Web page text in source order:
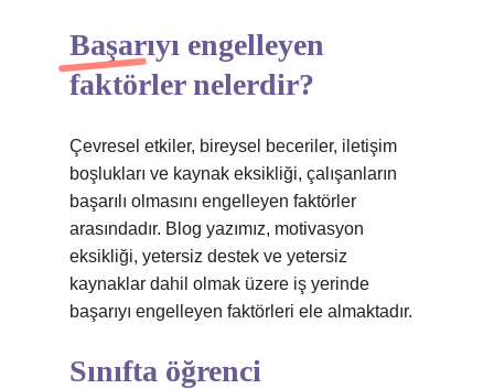
Başarıyı engelleyen
faktörler nelerdir?
Çevresel etkiler, bireysel beceriler, iletişim
boşlukları ve kaynak eksikliği, çalışanların
başarılı olmasını engelleyen faktörler
arasındadır. Blog yazımız, motivasyon
eksikliği, yetersiz destek ve yetersiz
kaynaklar dahil olmak üzere iş yerinde
başarıyı engelleyen faktörleri ele almaktadır.
Sınıfta öğrenci